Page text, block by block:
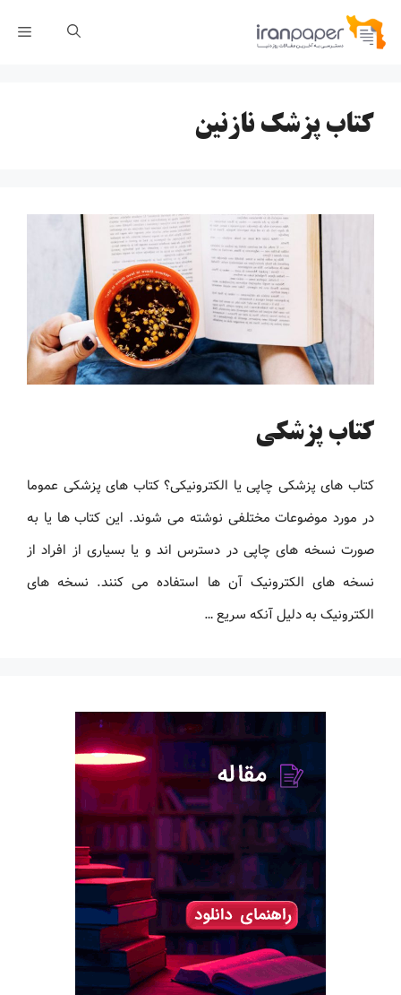
پرش
کتاب پزشک نازنین
کتاب پزشکی
کتاب های پزشکی چاپی یا الکترونیکی؟ کتاب های پزشکی عموما
در مورد موضوعات مختلفی نوشته می شوند. این کتاب ها یا به
صورت نسخه های چاپی در دسترس اند و یا بسیاری از افراد از
نسخه های الکترونیک آن ها استفاده می کنند. نسخه های
الکترونیک به دلیل آنکه سریع …